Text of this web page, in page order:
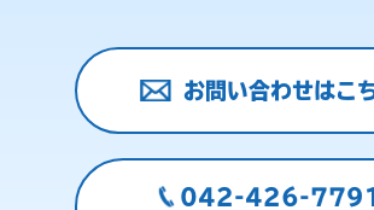
お問い合わせはこ
042-426-7791